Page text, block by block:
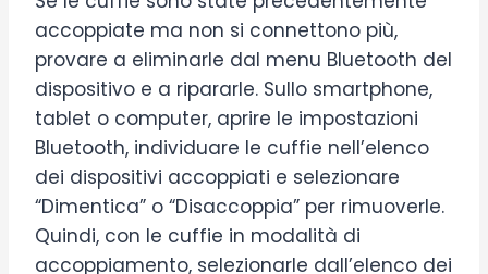
accoppiate ma non si connettono più,
provare a eliminarle dal menu Bluetooth del
dispositivo e a ripararle. Sullo smartphone,
tablet o computer, aprire le impostazioni
Bluetooth, individuare le cuffie nell’elenco
dei dispositivi accoppiati e selezionare
“Dimentica” o “Disaccoppia” per rimuoverle.
Quindi, con le cuffie in modalità di
accoppiamento, selezionarle dall’elenco dei